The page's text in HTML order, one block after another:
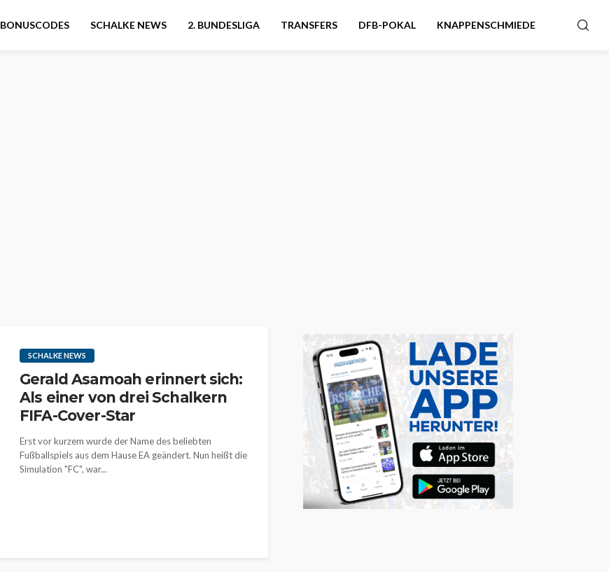
BONUSCODES SCHALKE NEWS 2. BUNDESLIGA TRANSFERS DFB-POKAL KNAPPENSCHMIEDE
SCHALKE NEWS
Gerald Asamoah erinnert sich:
Als einer von drei Schalkern
FIFA-Cover-Star
Erst vor kurzem wurde der Name des beliebten
Fußballspiels aus dem Hause EA geändert. Nun heißt die
Simulation "FC", war...